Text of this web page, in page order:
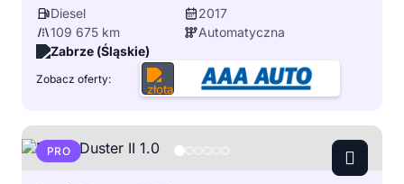
Diesel
2017
109 675 km
Automatyczna
Zabrze (Śląskie)
Zobacz oferty:
PRO